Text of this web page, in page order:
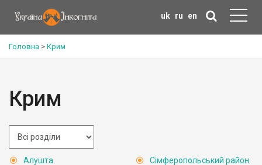
uk ru en
Головна > Крим
Крим
Алушта
Сімферопольський район